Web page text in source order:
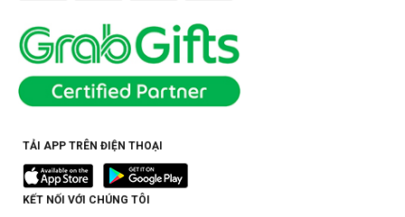
TẢI APP TRÊN ĐIỆN THOẠI
KẾT NỐI VỚI CHÚNG TÔI